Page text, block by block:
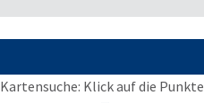
Kartensuche: Klick auf die Punkte